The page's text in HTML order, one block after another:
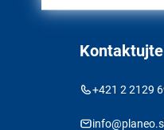
+421 2 2129